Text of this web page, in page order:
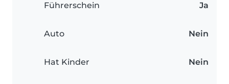
Führerschein Ja
Auto Nein
Hat Kinder Nein